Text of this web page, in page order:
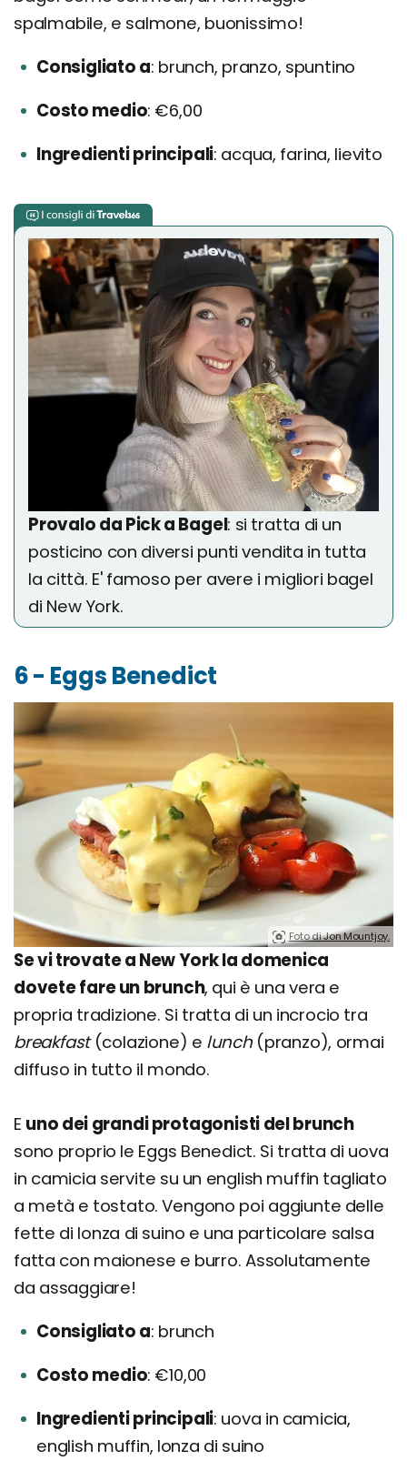
spalmabile, e salmone, buonissimo!
Consigliato a brunch, pranzo, spuntino
Costo medio €6,00
Ingredienti principali acqua, farina, lievito
Provalo da Pick a Bagel: si tratta di un
posticino con diversi punti vendita in tutta
la città. E' famoso per avere i migliori bagel
di New York.
6 - Eggs Benedict
Foto di Jon Mountjoy.
Se vi trovate a New York la domenica
dovete fare un brunch, qui è una vera e
propria tradizione. Si tratta di un incrocio tra
breakfast(colazione) e lunch(pranzo), ormai
diffuso in tutto il mondo.
E uno dei grandi protagonisti del brunch
sono proprio le Eggs Benedict. Si tratta di uova
in camicia servite su un english muffin tagliato
a metà e tostato. Vengono poi aggiunte delle
fette di lonza di suino e una particolare salsa
fatta con maionese e burro. Assolutamente
da assaggiare!
Consigliato a brunch
Costo medio €10,00
Ingredienti principali uova in camicia,
english muffin, lonza di suino